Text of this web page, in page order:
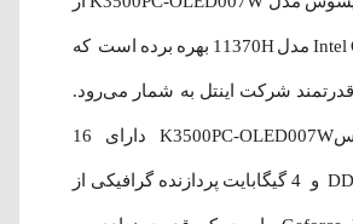
پردازنده Intel Core i7 مدل 11370H بهره برده است که
قدرتمند شرکت اینتل به شمار می‌رود.
لپ‌ تاپ ایسوسK3500PC-OLED007W دارای 16
گیگابایت رم DDR4 و 4 گیگابایت پردازنده گرافیکی از